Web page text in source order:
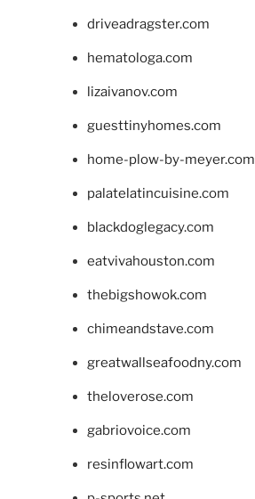
driveadragster.com
hematologa.com
lizaivanov.com
guesttinyhomes.com
home-plow-by-meyer.com
palatelatincuisine.com
blackdoglegacy.com
eatvivahouston.com
thebigshowok.com
chimeandstave.com
greatwallseafoodny.com
theloverose.com
gabriovoice.com
resinflowart.com